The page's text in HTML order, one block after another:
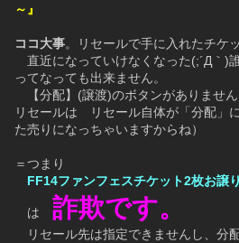
～』
ココ大事。リセールで手に入れたチケ
直近になっていけなくなった(;´Д｀)
ってなっても出来ません。
【分配】(譲渡)のボタンがありません
リセールは　リセール自体が「分配」
た売りになっちゃいますからね）
＝つまり
FF14ファンフェスチケット2枚お譲
は 詐欺です。
リセール先は指定できませんし、分